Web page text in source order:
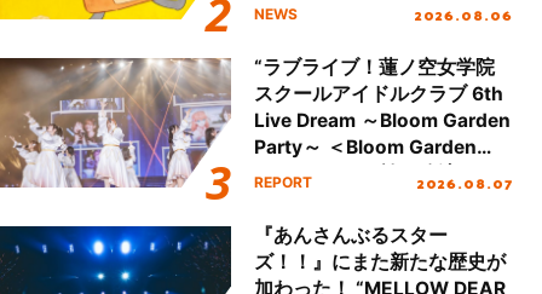
NEWS 2026.08.06
“ラブライブ！蓮ノ空女学院
スクールアイドルクラブ 6th
Live Dream ～Bloom Garden
Party～ ＜Bloom Garden
Party Stage／埼玉公演＞”
REPORT 2026.08.07
『あんさんぶるスター
ズ！！』にまた新たな歴史が
加わった！ “MELLOW DEAR